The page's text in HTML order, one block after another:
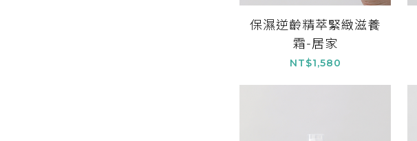
保濕逆齡精萃緊緻滋養
霜-居家
NT$1,580